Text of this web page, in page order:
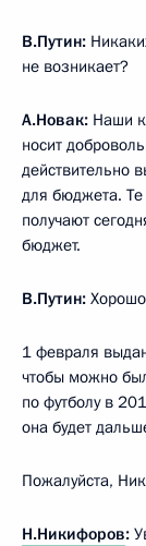
В.Путин:
не возникает?
А.Новак: Наши
носит
действительно
для бюджета.
получают
бюджет.
В.Путин:
1 февраля
чтобы можно
по футболу в
она будет
Пожалуйста,
Н.Никифоров: